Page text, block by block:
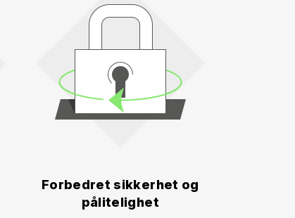
Forbedret sikkerhet og
pålitelighet